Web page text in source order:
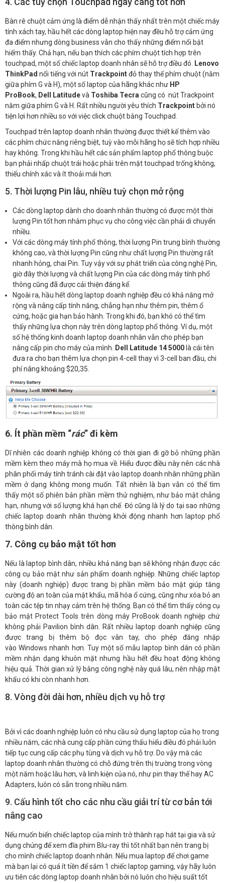
Bàn rê chuột cảm ứng là điểm dễ nhận thấy nhất trên một chiếc máy
tính xách tay, hầu hết các dòng laptop hiện nay đều hỗ trợ cảm ứng
đa điểm nhưng dòng business vẫn cho thấy những điểm nổi bật
hiếm thấy. Chả hạn, nếu bạn thích các phím chuột tích hợp trên
touchpad, một số chiếc laptop doanh nhân sẽ hỗ trợ điều đó. Lenovo
ThinkPad nổi tiếng với nút Trackpointđỏ thay thế phím chuột (nằm
giữa phím G và H), một số laptop của hãng khác như HP
ProBook, Dell Latitudevà Toshiba Tecracũng có nút Trackpoint
nằm giữa phím G và H. Rất nhiều người yêu thích Trackpoint bởi nó
tiện lợi hơn nhiều so với việc click chuột bằng Touchpad.
Touchpad trên laptop doanh nhân thường được thiết kế thêm vào
các phím chức năng riêng biệt, tuỳ vào mỗi hãng họ sẽ tích hợp nhiều
hay không. Trong khi hầu hết các sản phẩm laptop phổ thông buộc
bạn phải nhấp chuột trái hoặc phải trên mặt touchpad trống không,
thiếu chính xác và ít thoải mái hơn.
5. Thời lượng Pin lâu, nhiều tuỳ chọn mở rộng
Các dòng laptop dành cho doanh nhân thường có được một thời
lượng Pin tốt hơn nhằm phục vụ cho công việc cần phải di chuyển
nhiều.
Với các dòng máy tính phổ thông, thời lượng Pin trung bình thường
không cao, và thời lượng Pin cũng như chất lượng Pin thường rất
nhanh hỏng, chai Pin. Tuy vậy với sự phát triển của công nghệ Pin,
giờ đây thời lượng và chất lượng Pin của các dòng máy tính phổ
thông cũng đã được cải thiện đáng kể.
Ngoài ra, hầu hết dòng laptop doanh nghiệp đều có khả năng mở
rộng và nâng cấp tính năng, chẳng hạn như thêm pin, thêm ổ
cứng, hoặc gia hạn bảo hành. Trong khi đó, bạn khó có thể tìm
thấy những lựa chọn này trên dòng laptop phổ thông. Ví dụ, một
số hệ thống kinh doanh laptop doanh nhân vẫn cho phép bạn
nâng cấp pin cho máy của mình. Dell Latitude 14 5000 là cái tên
đưa ra cho bạn thêm lựa chọn pin 4-cell thay vì 3-cell ban đầu, chi
phí nâng khoảng $20,35.
6. Ít phần mềm “rác” đi kèm
Dĩ nhiên các doanh nghiệp không có thời gian đi gỡ bỏ những phần
mềm kèm theo máy mà họ mua về. Hiểu được điều này nên các nhà
phân phối máy tính tránh cài đặt vào laptop doanh nhân những phần
mềm ở dạng không mong muốn. Tất nhiên là bạn vẫn có thể tìm
thấy một số phiên bản phần mềm thử nghiệm, như bảo mật chẳng
hạn, nhưng với số lượng khá hạn chế. Đó cũng là lý do tại sao những
chiếc laptop doanh nhân thường khởi động nhanh hơn laptop phổ
thông bình dân.
7. Công cụ bảo mật tốt hơn
Nếu là laptop bình dân, nhiều khả năng bạn sẽ không nhận được các
công cụ bảo mật như sản phẩm doanh nghiệp. Những chiếc laptop
này (doanh nghiệp) được trang bị phần mềm bảo mật giúp tăng
cường độ an toàn của mật khẩu, mã hóa ổ cứng, cũng như xóa bỏ an
toàn các tệp tin nhạy cảm trên hệ thống. Bạn có thể tìm thấy công cụ
bảo mật Protect Tools trên dòng máy ProBook doanh nghiệp chứ
không phải Pavilion bình dân. Rất nhiều laptop doanh nghiệp cũng
được trang bị thêm bộ đọc vân tay, cho phép đăng nhập
vào Windows nhanh hơn. Tuy một số mẫu laptop bình dân có phần
mềm nhận dạng khuôn mặt nhưng hầu hết đều hoạt động không
hiệu quả. Thời gian xử lý bằng công nghệ này quá lâu, nên nhập mật
khẩu có khi còn nhanh hơn.
8. Vòng đời dài hơn, nhiều dịch vụ hỗ trợ
Bởi vì các doanh nghiệp luôn có nhu cầu sử dụng laptop của họ trong
nhiều năm, các nhà cung cấp phần cứng thấu hiểu điều đó phải luôn
tiếp tục cung cấp các phụ tùng và dịch vụ hỗ trợ. Do vậy mà các
laptop doanh nhân thường có chỗ đứng trên thị trường trong vòng
một năm hoặc lâu hơn, và linh kiện của nó, như pin thay thế hay AC
Adapters, luôn có sẵn trong nhiều năm.
9. Cấu hình tốt cho các nhu cầu giải trí từ cơ bản tới
nâng cao
Nếu muốn biến chiếc laptop của mình trở thành rạp hát tại gia và sử
dụng chúng để xem đĩa phim Blu-ray thì tốt nhất bạn nên trang bị
cho mình chiếc laptop doanh nhân. Nếu mua laptop để chơi game
mà bạn lại có quá ít tiền để sắm 1 chiếc laptop gaming, vậy hãy luôn
ưu tiên các dòng laptop doanh nhân bởi nó luôn cho hiệu suất tốt